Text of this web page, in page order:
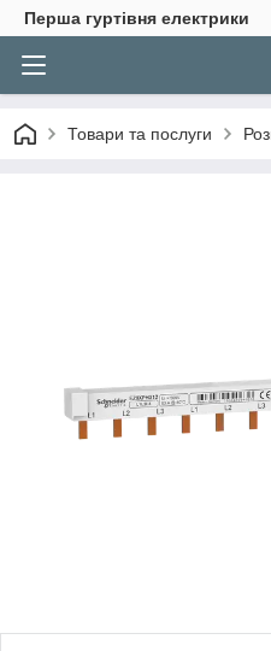
Перша гуртівня електрики
Товари та послуги